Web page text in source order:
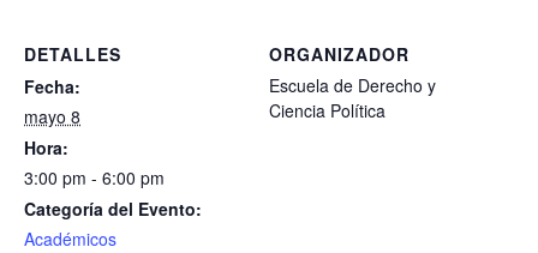
DETALLES
Fecha:
mayo 8
Hora:
3:00 pm - 6:00 pm
Categoría del Evento:
Académicos
ORGANIZADOR
Escuela de Derecho y
Ciencia Política